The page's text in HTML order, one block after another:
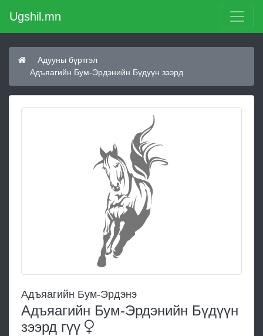
Ugshil.mn
Адууны бүртгэл
Адъяагийн Бум-Эрдэнийн Бүдүүн зээрд
Адъяагийн Бум-Эрдэнэ
Адъяагийн Бум-Эрдэнийн Бүдүүн
зээрд гүү